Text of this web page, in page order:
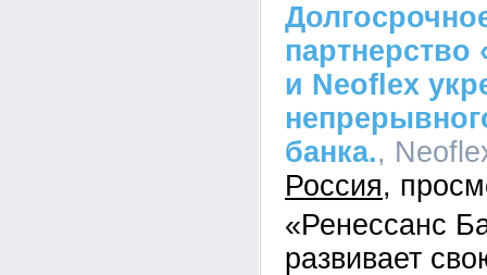
партнерство
и Neoflex
банка.,
Россия
«Ренессанс
развивает